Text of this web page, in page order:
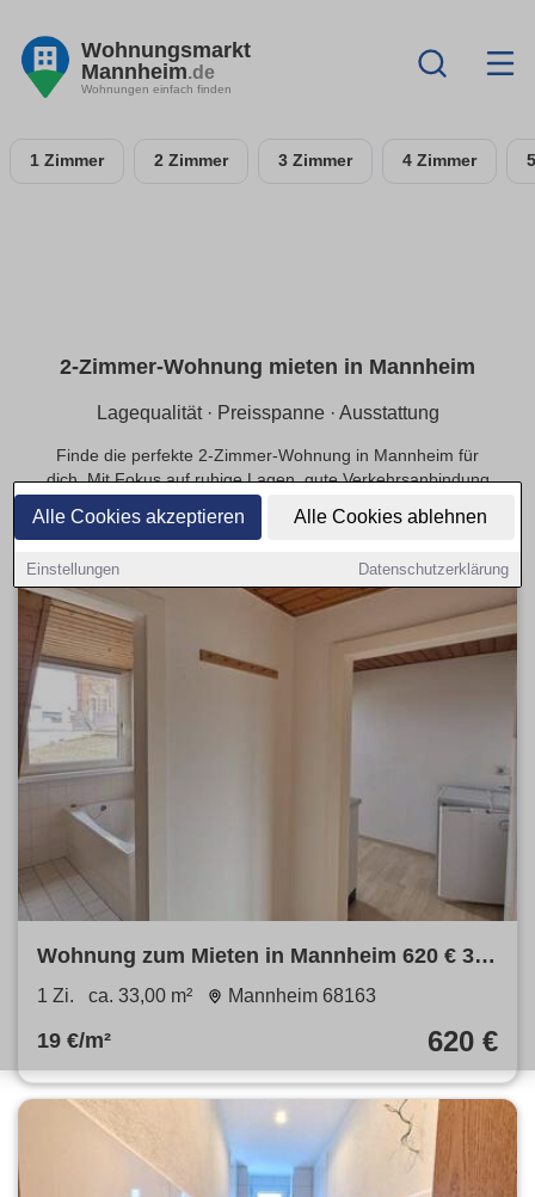
Alle Cookies akzeptieren Alle Cookies ablehnen
Einstellungen Datenschutzerklärung
Wohnungsmarkt
Mannheim.de
Wohnungen einfach finden
1 Zimmer 2 Zimmer 3 Zimmer 4 Zimmer
2-Zimmer-Wohnung mieten in Mannheim
Lagequalität · Preisspanne · Ausstattung
Finde die perfekte 2-Zimmer-Wohnung in Mannheim für
dich. Mit Fokus auf ruhige Lagen, gute Verkehrsanbindung
und einer passenden Preisspanne.
Wohnung zum Mieten in Mannheim 620 € 33
m²
1 Zi. ca. 33,00 m² Mannheim 68163
19 €/m² 620 €